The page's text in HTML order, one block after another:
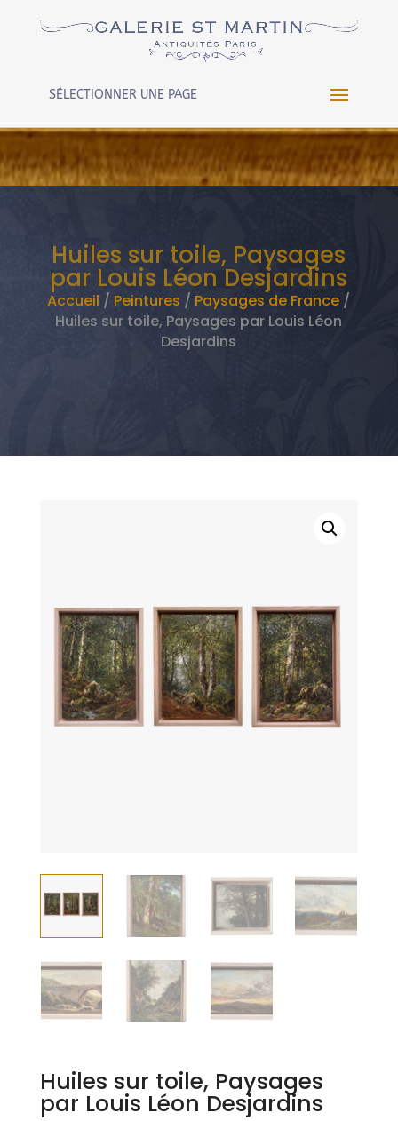
Warning: Constant WP_CRON_LOCK_TIMEOUT already
/htdocs/wp-config.phpon line
SÉLECTIONNER UNE PAGE
Huiles sur toile, Paysages
par Louis Léon Desjardins
Accueil / Peintures / Paysages de France /
Huiles sur toile, Paysages par Louis Léon
Desjardins
Huiles sur toile, Paysages
par Louis Léon Desjardins